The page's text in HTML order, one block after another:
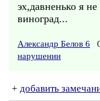
эх,давненько я
виноград...
Александр Белов 6
нарушении
+ добавить